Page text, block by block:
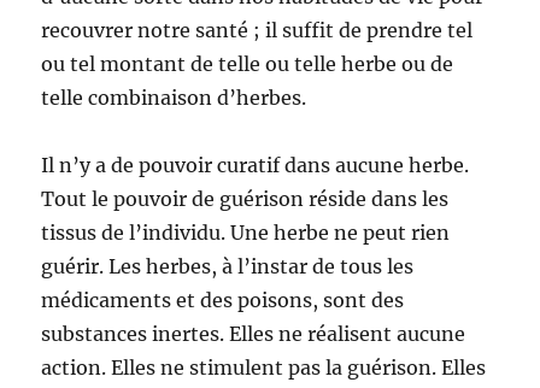
recouvrer notre santé ; il suffit de prendre tel
ou tel montant de telle ou telle herbe ou de
telle combinaison d’herbes.
Il n’y a de pouvoir curatif dans aucune herbe.
Tout le pouvoir de guérison réside dans les
tissus de l’individu. Une herbe ne peut rien
guérir. Les herbes, à l’instar de tous les
médicaments et des poisons, sont des
substances inertes. Elles ne réalisent aucune
action. Elles ne stimulent pas la guérison. Elles